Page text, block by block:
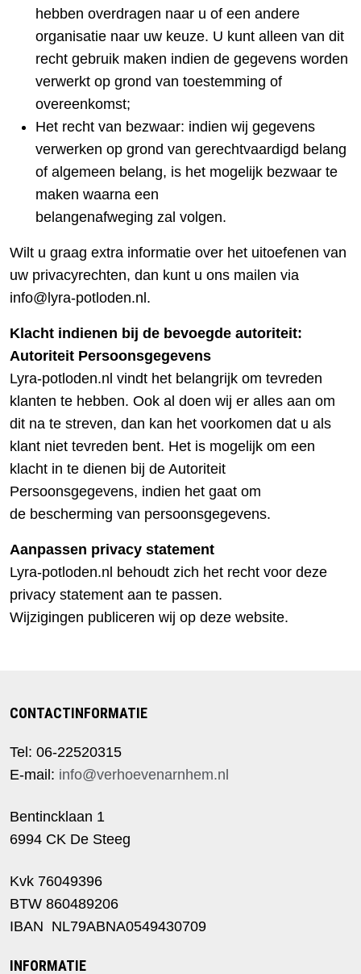
hebben overdragen naar u of een andere
organisatie naar uw keuze. U kunt alleen van dit
recht gebruik maken indien de gegevens worden
verwerkt op grond van toestemming of
overeenkomst;
Het recht van bezwaar: indien wij gegevens
verwerken op grond van gerechtvaardigd belang
of algemeen belang, is het mogelijk bezwaar te
maken waarna een
belangenafweging zal volgen.
Wilt u graag extra informatie over het uitoefenen van
uw privacyrechten, dan kunt u ons mailen via
info@lyra-potloden.nl.
Klacht indienen bij de bevoegde autoriteit:
Autoriteit Persoonsgegevens
Lyra-potloden.nl vindt het belangrijk om tevreden
klanten te hebben. Ook al doen wij er alles aan om
dit na te streven, dan kan het voorkomen dat u als
klant niet tevreden bent. Het is mogelijk om een
klacht in te dienen bij de Autoriteit
Persoonsgegevens, indien het gaat om
de bescherming van persoonsgegevens.
Aanpassen privacy statement
Lyra-potloden.nl behoudt zich het recht voor deze
privacy statement aan te passen.
Wijzigingen publiceren wij op deze website.
CONTACTINFORMATIE
Tel: 06-22520315
E-mail: info@verhoevenarnhem.nl
Bentincklaan 1
6994 CK De Steeg
Kvk 76049396
BTW 860489206
IBAN NL79ABNA0549430709
INFORMATIE